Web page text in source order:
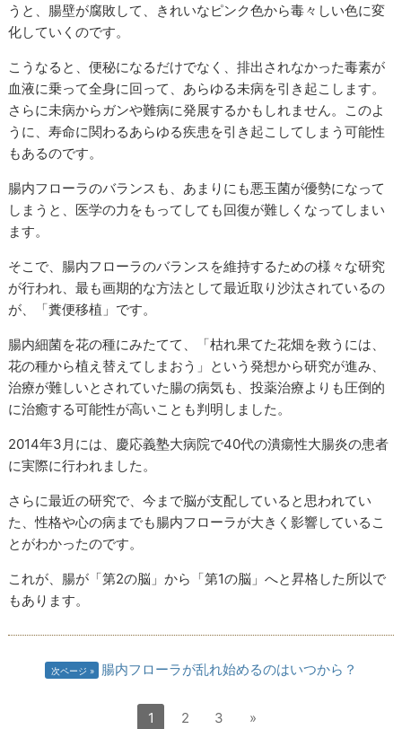
うと、腸壁が腐敗して、きれいなピンク色から毒々しい色に変
化していくのです。
こうなると、便秘になるだけでなく、排出されなかった毒素が
血液に乗って全身に回って、あらゆる未病を引き起こします。
さらに未病からガンや難病に発展するかもしれません。このよ
うに、寿命に関わるあらゆる疾患を引き起こしてしまう可能性
もあるのです。
腸内フローラのバランスも、あまりにも悪玉菌が優勢になって
しまうと、医学の力をもってしても回復が難しくなってしまい
ます。
そこで、腸内フローラのバランスを維持するための様々な研究
が行われ、最も画期的な方法として最近取り沙汰されているの
が、「糞便移植」です。
腸内細菌を花の種にみたてて、「枯れ果てた花畑を救うには、
花の種から植え替えてしまおう」という発想から研究が進み、
治療が難しいとされていた腸の病気も、投薬治療よりも圧倒的
に治癒する可能性が高いことも判明しました。
2014年3月には、慶応義塾大病院で40代の潰瘍性大腸炎の患者
に実際に行われました。
さらに最近の研究で、今まで脳が支配していると思われてい
た、性格や心の病までも腸内フローラが大きく影響しているこ
とがわかったのです。
これが、腸が「第2の脳」から「第1の脳」へと昇格した所以で
もあります。
次ページ 腸内フローラが乱れ始めるのはいつから？
1 2 3 »